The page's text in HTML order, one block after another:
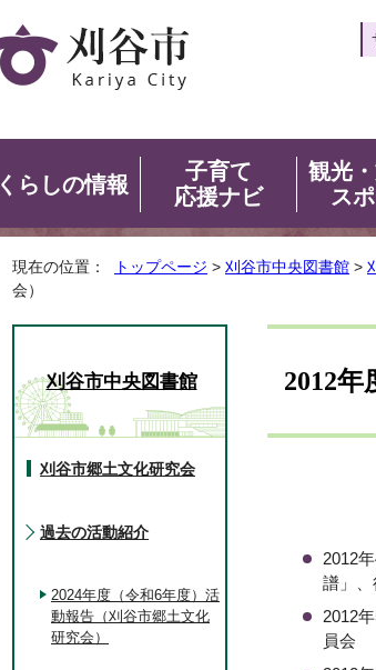
くらしの情報
子育て
応援ナビ
観光
ス
現在の位置： トップページ > 刈谷市中央図書館 >
会）
2012年
2012
譜」
2012
員会
刈谷市中央図書館
刈谷市郷土文化研究会
過去の活動紹介
2024年度（令和6年度）活
動報告（刈谷市郷土文化
研究会）